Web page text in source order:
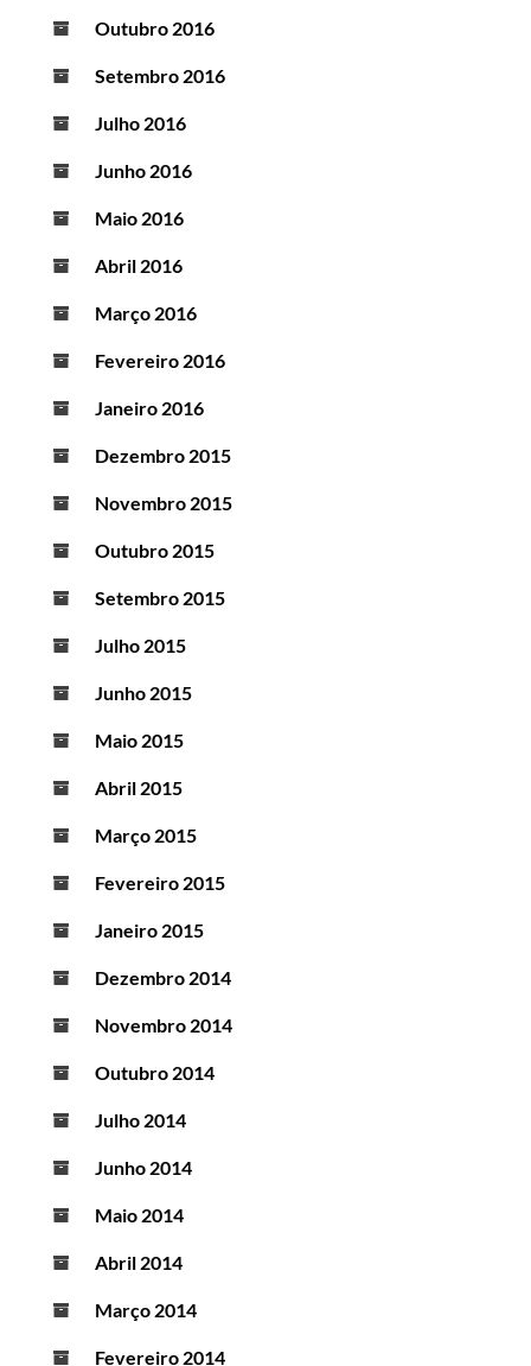
Outubro 2016
Setembro 2016
Julho 2016
Junho 2016
Maio 2016
Abril 2016
Março 2016
Fevereiro 2016
Janeiro 2016
Dezembro 2015
Novembro 2015
Outubro 2015
Setembro 2015
Julho 2015
Junho 2015
Maio 2015
Abril 2015
Março 2015
Fevereiro 2015
Janeiro 2015
Dezembro 2014
Novembro 2014
Outubro 2014
Julho 2014
Junho 2014
Maio 2014
Abril 2014
Março 2014
Fevereiro 2014